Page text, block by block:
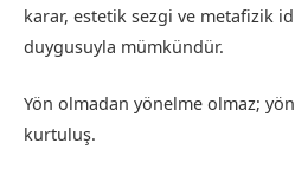
karar, estetik sezgi ve metafizik
duygusuyla mümkündür.
Yön olmadan yönelme olmaz;
kurtuluş.